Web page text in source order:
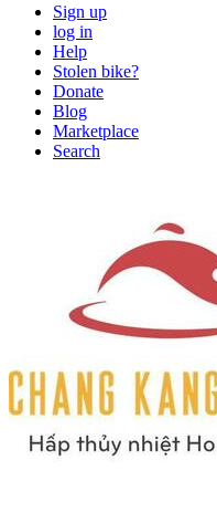
Sign up
log in
Help
Stolen bike?
Donate
Blog
Marketplace
Search